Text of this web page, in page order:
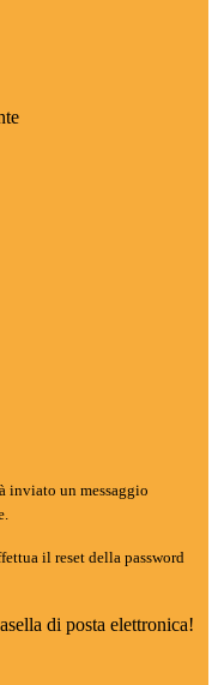
inviato un messaggio
il reset della password
di posta elettronica!